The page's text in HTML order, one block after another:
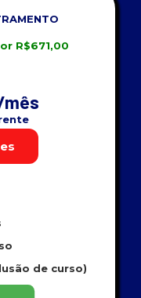
R$671,00
de curso)